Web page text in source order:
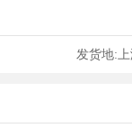
发货地: